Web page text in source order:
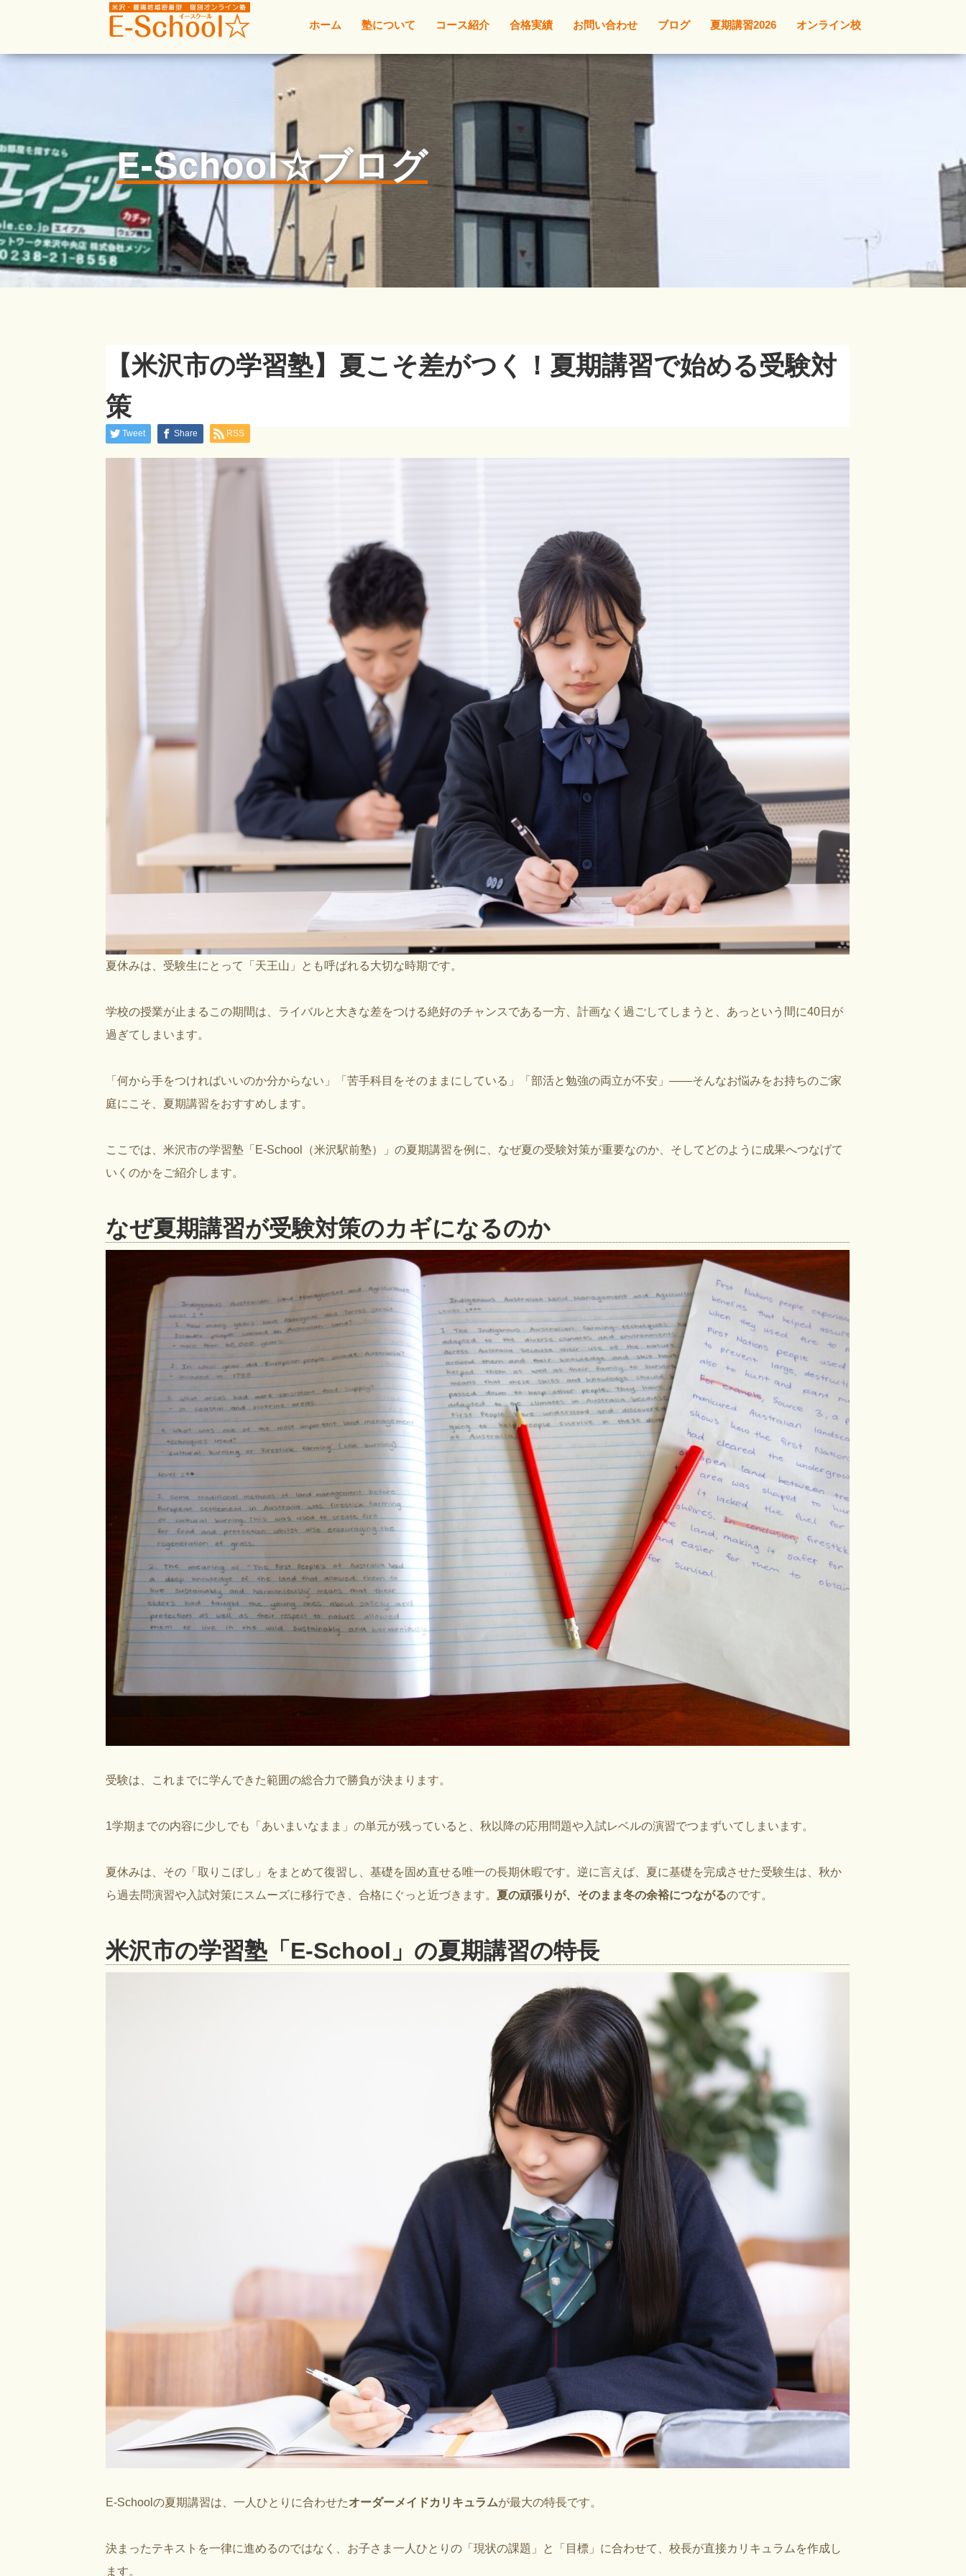
ホーム 塾について コース紹介 合格実績 お問い合わせ ブログ 夏期講習2026 オンライン校
E-School☆ブログ
【米沢市の学習塾】夏こそ差がつく！夏期講習で始める受験対
策
Tweet Share RSS
夏休みは、受験生にとって「天王山」とも呼ばれる大切な時期です。
学校の授業が止まるこの期間は、ライバルと大きな差をつける絶好のチャンスである一方、計画なく過ごしてしまうと、あっという間に40日が
過ぎてしまいます。
「何から手をつければいいのか分からない」「苦手科目をそのままにしている」「部活と勉強の両立が不安」——そんなお悩みをお持ちのご家
庭にこそ、夏期講習をおすすめします。
ここでは、米沢市の学習塾「E-School（米沢駅前塾）」の夏期講習を例に、なぜ夏の受験対策が重要なのか、そしてどのように成果へつなげて
いくのかをご紹介します。
なぜ夏期講習が受験対策のカギになるのか
受験は、これまでに学んできた範囲の総合力で勝負が決まります。
1学期までの内容に少しでも「あいまいなまま」の単元が残っていると、秋以降の応用問題や入試レベルの演習でつまずいてしまいます。
夏休みは、その「取りこぼし」をまとめて復習し、基礎を固め直せる唯一の長期休暇です。逆に言えば、夏に基礎を完成させた受験生は、秋か
ら過去問演習や入試対策にスムーズに移行でき、合格にぐっと近づきます。 夏の頑張りが、そのまま冬の余裕につながるのです。
米沢市の学習塾「E-School」の夏期講習の特長
E-Schoolの夏期講習は、一人ひとりに合わせたオーダーメイドカリキュラムが最大の特長です。
決まったテキストを一律に進めるのではなく、お子さま一人ひとりの「現状の課題」と「目標」に合わせて、校長が直接カリキュラムを作成し
ます。